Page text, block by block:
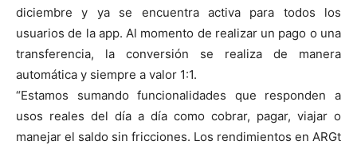
diciembre y ya se encuentra activa para todos los
usuarios de la app. Al momento de realizar un pago o una
transferencia, la conversión se realiza de manera
automática y siempre a valor 1:1.
“Estamos sumando funcionalidades que responden a
usos reales del día a día como cobrar, pagar, viajar o
manejar el saldo sin fricciones. Los rendimientos en ARGt